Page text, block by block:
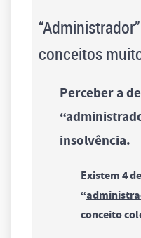
conceitos
Perceber a
“
insolvência.
Existem 4
“
conceito